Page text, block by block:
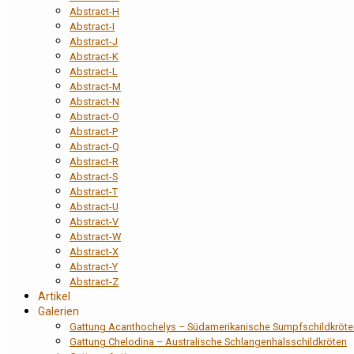
Abstract-H
Abstract-I
Abstract-J
Abstract-K
Abstract-L
Abstract-M
Abstract-N
Abstract-O
Abstract-P
Abstract-Q
Abstract-R
Abstract-S
Abstract-T
Abstract-U
Abstract-V
Abstract-W
Abstract-X
Abstract-Y
Abstract-Z
Artikel
Galerien
Gattung Acanthochelys – Südamerikanische
Gattung Chelodina – Australische Schlangenhalsschildkröten